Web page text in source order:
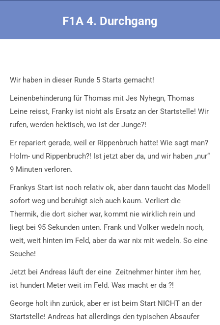
F1A 4. Durchgang
Wir haben in dieser Runde 5 Starts gemacht!
Leinenbehinderung für Thomas mit Jes Nyhegn, Thomas
Leine reisst, Franky ist nicht als Ersatz an der Startstelle! Wir
rufen, werden hektisch, wo ist der Junge?!
Er repariert gerade, weil er Rippenbruch hatte! Wie sagt man?
Holm- und Rippenbruch?! Ist jetzt aber da, und wir haben „nur“
9 Minuten verloren.
Frankys Start ist noch relativ ok, aber dann taucht das Modell
sofort weg und beruhigt sich auch kaum. Verliert die
Thermik, die dort sicher war, kommt nie wirklich rein und
liegt bei 95 Sekunden unten. Frank und Volker wedeln noch,
weit, weit hinten im Feld, aber da war nix mit wedeln. So eine
Seuche!
Jetzt bei Andreas läuft der eine Zeitnehmer hinter ihm her,
ist hundert Meter weit im Feld. Was macht er da ?!
George holt ihn zurück, aber er ist beim Start NICHT an der
Startstelle! Andreas hat allerdings den typischen Absaufer